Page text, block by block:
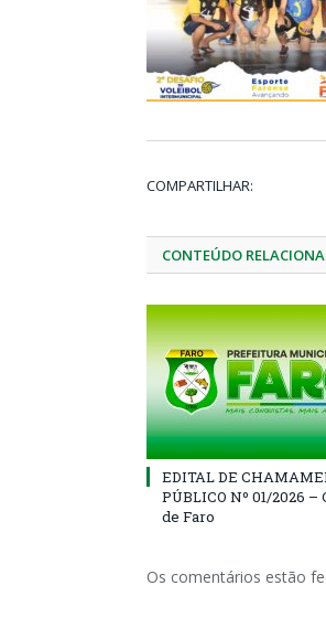
COMPARTILHAR:
CONTEÚDO
EDITAL DE
PÚBLICO Nº 01/2026 –
de Faro
Os comentários estão